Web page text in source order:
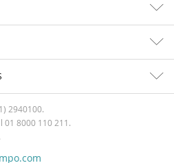
2940100.
01 8000 110 211.